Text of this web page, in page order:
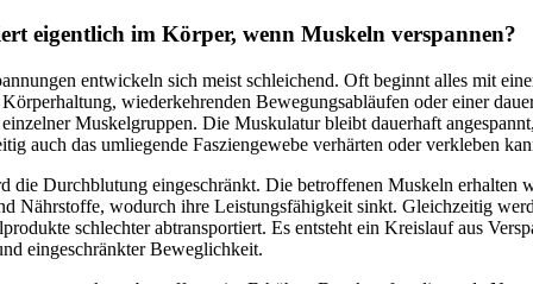
eigentlich im Körper, wenn Muskeln verspannen?
entwickeln sich meist schleichend. Oft beginnt alles mit
wiederkehrenden Bewegungsabläufen oder einer
Muskelgruppen. Die Muskulatur bleibt dauerhaft
auch das umliegende Fasziengewebe verhärten oder verkleben
die Durchblutung eingeschränkt. Die betroffenen Muskeln erhalten
Nährstoffe, wodurch ihre Leistungsfähigkeit sinkt. Gleichzeitig
schlechter abtransportiert. Es entsteht ein Kreislauf aus
eingeschränkter Beweglichkeit.